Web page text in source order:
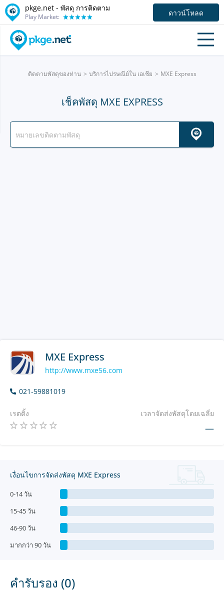
pkge.net - พัสดุ การติดตาม
Play Market: ดาวน์โหลด
ติดตามพัสดุของท่าน บริการไปรษณีย์ใน เอเชีย MXE Express
เช็คพัสดุ MXE EXPRESS
MXE Express
http://www.mxe56.com
021-59881019
เรตติ้ง เวลาจัดส่งพัสดุโดยเฉลี่ย
—
เงื่อนไขการจัดส่งพัสดุ MXE Express
0-14 วัน
15-45 วัน
46-90 วัน
มากกว่า 90 วัน
คำรับรอง (0)